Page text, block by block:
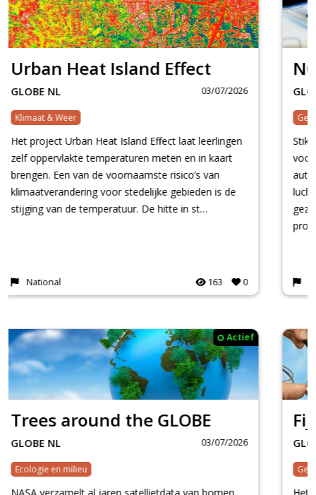
NO2
GLOBE NL 03/07/2026
Gezondheid & Geneeskunde
Stikstofdioxide (NO?) is een gas dat in Nederland
voor een groot deel wordt uitgestoten door
autoverkeer. Het is een belangrijke indicator voor
luchtkwaliteit en heeft invloed op zowel onze
gezondheid als onze leefomgeving. In het NO?-
National 139
Actief
Fijnstof
GLOBE NL 03/07/2026
Gezondheid & Geneeskunde